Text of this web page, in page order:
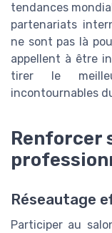
tendances
partenariats
ne sont pas là
appellent à être
tirer le
incontournables
Renforcer
Réseautage
Participer au